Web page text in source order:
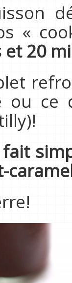
«
20
ou
fait